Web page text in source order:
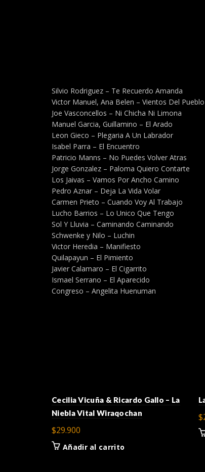
Silvio Rodriguez – Te Recuerdo Amanda
Victor Manuel, Ana Belen – Vientos Del Pueblo
Joe Vasconcellos – Ni Chicha Ni Limona
Manuel Garcia, Guillamino – El Arado
Leon Gieco – Plegaria A Un Labrador
Isabel Parra – El Encuentro
Patricio Manns – No Puedes Volver Atras
Jorge Gonzalez – Paloma Quiero Contarte
Los Jaivas – Vamos Por Ancho Camino
Pedro Aznar – Deja La Vida Volar
Carmen Prieto – Cuando Voy Al Trabajo
Lucho Barrios – Lo Unico Que Tengo
Sol Y Lluvia – Caminando Caminando
Schwenke y Nilo – Luchin
Victor Heredia – Manifiesto
Quilapayun – El Pimiento
Javier Calamaro – El Cigarrito
Ismael Serrano – El Aparecido
Congreso – Angelita Huenuman
Cecilia Vicuña & Ricardo Gallo – La
Niebla Vital Wiraqochan
$29.900
Añadir al carrito
$